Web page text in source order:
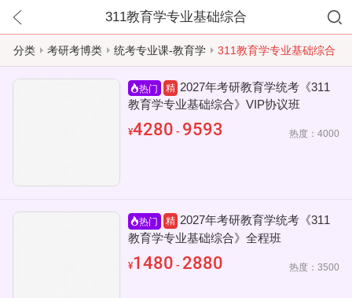
311教育学专业基础综合
分类 考研考博类 统考专业课-教育学 311教育学专业基础综合
热门 精 2027年考研教育学统考《311
教育学专业基础综合》VIP协议班
¥4280 - 9593 热度：4000
热门 精 2027年考研教育学统考《311
教育学专业基础综合》全程班
¥1480 - 2880 热度：3500